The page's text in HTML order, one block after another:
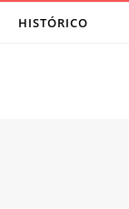
HISTÓRICO